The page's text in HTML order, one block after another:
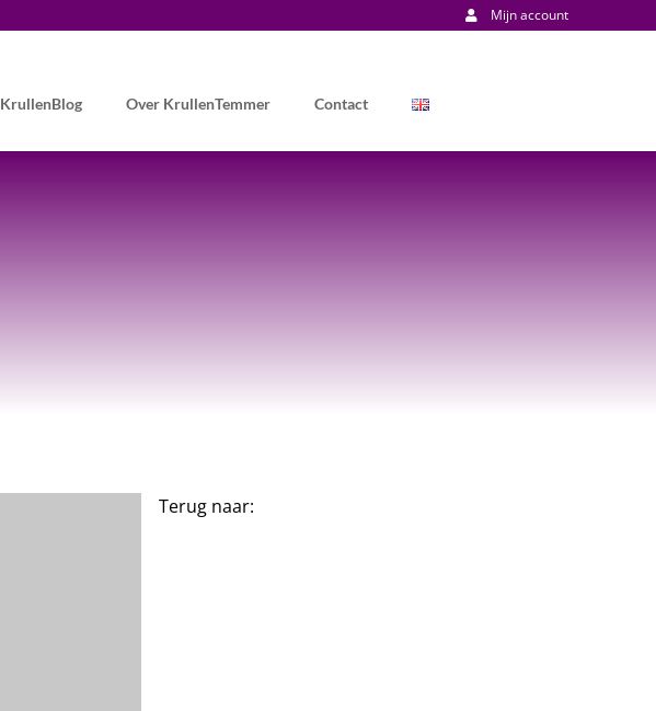
Mijn account
KrullenBlog Over KrullenTemmer Contact
Terug naar: